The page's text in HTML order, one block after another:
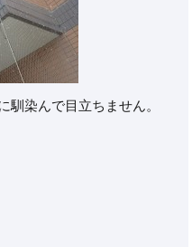
馴染んで目立ちません。